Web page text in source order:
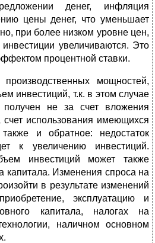
денег, инфляция
цены денег, что уменьшает
при более низком уровне цен,
увеличиваются. Это
процентной ставки.
мощностей,
инвестиций, т.к. в этом случае
не за счет вложения
счет использования имеющихся
и обратное: недостаток
к увеличению инвестиций.
инвестиций может также
капитала. Изменения спроса на
в результате изменений
эксплуатацию и
капитала, налогах на
наличном основном